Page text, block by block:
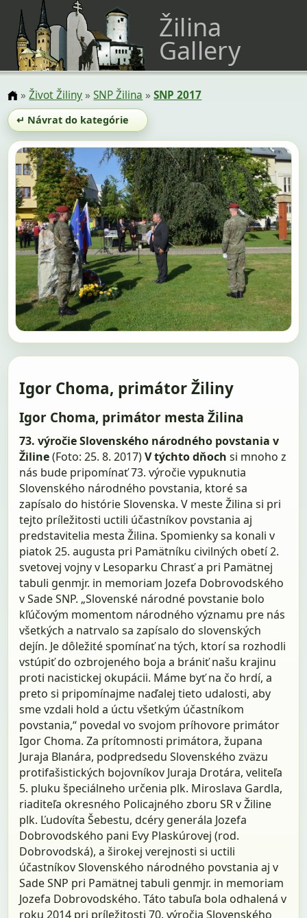
Žilina
Gallery
»Život Žiliny»SNP Žilina »SNP 2017
↵ Návrat do kategórie
Igor Choma, primátor Žiliny
Igor Choma, primátor mesta Žilina
73. výročie Slovenského národného povstania v
Žiline(Foto: 25. 8. 2017)V týchto dňoch si mnoho z
nás bude pripomínať 73. výročie vypuknutia
Slovenského národného povstania, ktoré sa
zapísalo do histórie Slovenska. V meste Žilina si pri
tejto príležitosti uctili účastníkov povstania aj
predstavitelia mesta Žilina. Spomienky sa konali v
piatok 25. augusta pri Pamätníku civilných obetí 2.
svetovej vojny v Lesoparku Chrasť a pri Pamätnej
tabuli genmjr. in memoriam Jozefa Dobrovodského
v Sade SNP. „Slovenské národné povstanie bolo
kľúčovým momentom národného významu pre nás
všetkých a natrvalo sa zapísalo do slovenských
dejín. Je dôležité spomínať na tých, ktorí sa rozhodli
vstúpiť do ozbrojeného boja a brániť našu krajinu
proti nacistickej okupácii. Máme byť na čo hrdí, a
preto si pripomínajme naďalej tieto udalosti, aby
sme vzdali hold a úctu všetkým účastníkom
povstania,“ povedal vo svojom príhovore primátor
Igor Choma. Za prítomnosti primátora, župana
Juraja Blanára, podpredsedu Slovenského zväzu
protifašistických bojovníkov Juraja Drotára, veliteľa
5. pluku špeciálneho určenia plk. Miroslava Gardla,
riaditeľa okresného Policajného zboru SR v Žiline
plk. Ľudovíta Šebestu, dcéry generála Jozefa
Dobrovodského pani Evy Plaskúrovej (rod.
Dobrovodská), a širokej verejnosti si uctili
účastníkov Slovenského národného povstania aj v
Sade SNP pri Pamätnej tabuli genmjr. in memoriam
Jozefa Dobrovodského. Táto tabuľa bola odhalená v
roku 2014 pri príležitosti 70. výročia Slovenského